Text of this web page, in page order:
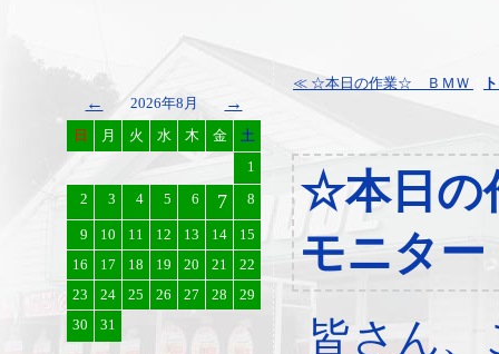
← 2026年8月 →
日 月 火 水 木 金
土
1
2
3 4 5 6 7 8
9 10 11 12 13 14
15
16
17 18 19 20 21
22
23
24 25 26 27 28
29
30
31
≪ ☆本日の作業☆ ＢＭＷ
☆本日
モニター
皆さん